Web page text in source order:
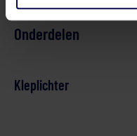
Onderdelen
Kleplichter